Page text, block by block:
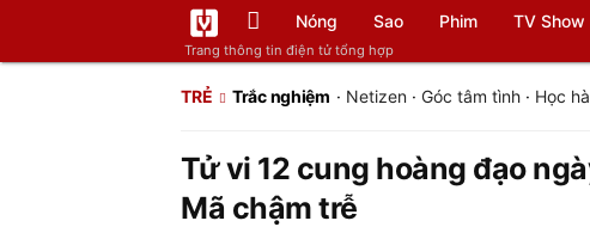
Trang thông tin điện tử tổng hợp
Nóng Sao Phim TV Show
TRẺ Trắc nghiệm · Netizen· Góc tâm tình· Học
Tử vi 12 cung hoàng đạo
Mã chậm trễ